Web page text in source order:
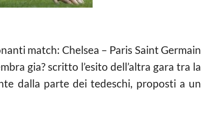
match: Chelsea – Paris Saint Germain
gia? scritto l’esito dell’altra gara tra la
dalla parte dei tedeschi, proposti a un